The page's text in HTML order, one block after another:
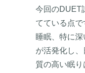
今回のDUET
てている点で
睡眠、特に
が活発化し、
質の高い眠り